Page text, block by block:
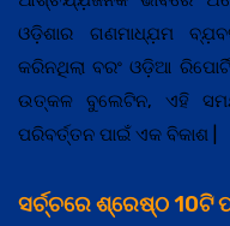
ଓଡ଼ିଶାର ଗଣମାଧ୍ଯ଼ମ
କରିନଥିଲା ବରଂ ଓଡ଼ିଆ
ଉତ୍କଳ ବୁଲେଟିନ, ଏହି
ପରିବର୍ତ୍ତନ ପାଇଁ ଏକ ବିକାଶ |
ସର୍ଚ୍ଚରେ ଶ୍ରେଷ୍ଠ 10ଟି